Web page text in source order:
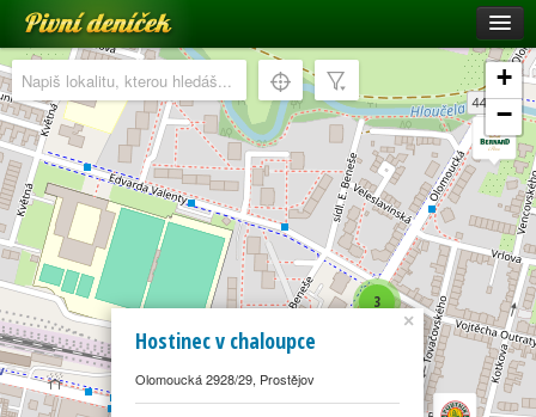
Pivní deníček
Restaurace a hospody
Pivní mapa
Pivní značky
Nápověda
Přihlásit se
Registrace
3
Hostinec v chaloupce
Olomoucká 2928/29, Prostějov
×
+
−